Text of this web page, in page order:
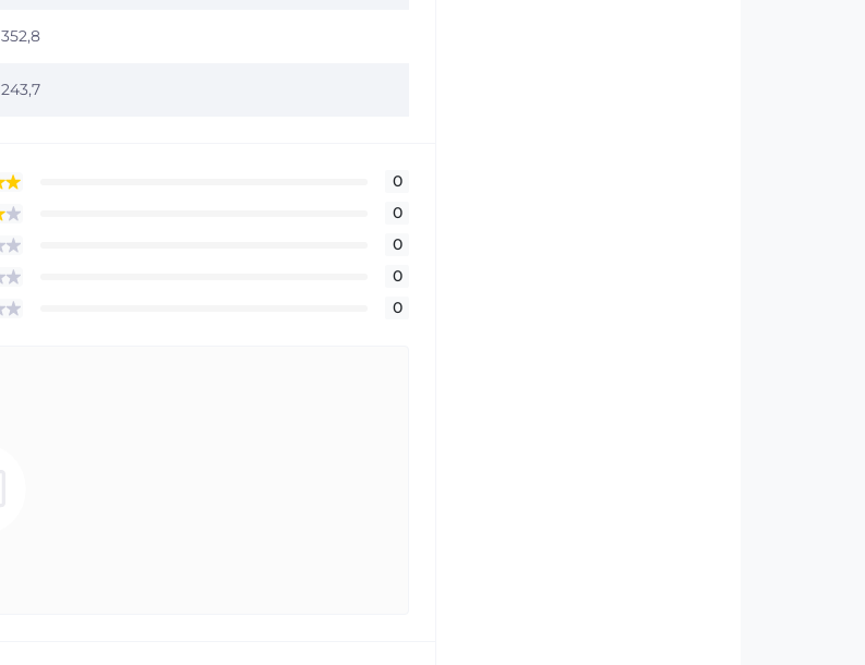
352,8
243,7
0
0
0
0
0